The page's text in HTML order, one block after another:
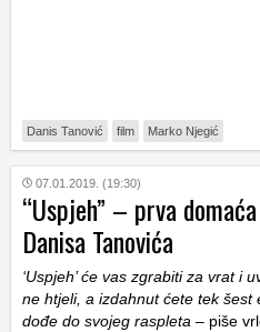
Danis Tanović film Marko Njegić
07.01.2019. (19:30)
“Uspjeh” – prva
Danisa Tanovića
‘Uspjeh’ će vas zgrabiti za vrat i
ne htjeli, a izdahnut ćete tek šest
dođe do svojeg raspleta – piše